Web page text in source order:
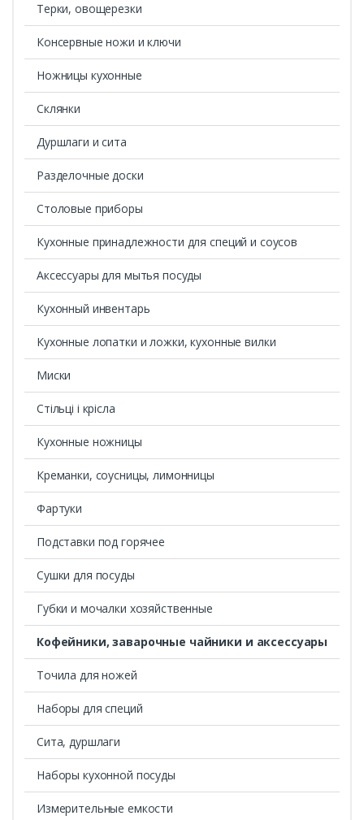
Терки, овощерезки
Консервные ножи и ключи
Ножницы кухонные
Склянки
Дуршлаги и сита
Разделочные доски
Столовые приборы
Кухонные принадлежности для специй и соусов
Аксессуары для мытья посуды
Кухонный инвентарь
Кухонные лопатки и ложки, кухонные вилки
Миски
Стільці і крісла
Кухонные ножницы
Креманки, соусницы, лимонницы
Фартуки
Подставки под горячее
Сушки для посуды
Губки и мочалки хозяйственные
Кофейники, заварочные чайники и аксессуары
Точила для ножей
Наборы для специй
Сита, дуршлаги
Наборы кухонной посуды
Измерительные емкости